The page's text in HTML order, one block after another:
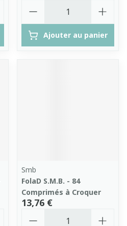
Ajouter au panier
Smb
FolaD S.M.B. - 84
Comprimés à Croquer
13,76 €